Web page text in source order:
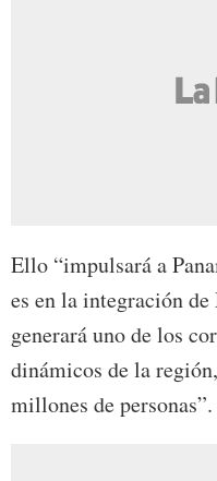
Ello “impulsará a
es en la integración
generará uno de los
dinámicos de la
millones de personas”.